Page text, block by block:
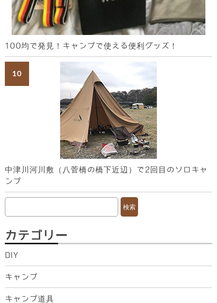
100均で発見！キャンプで使える便利グッズ！
中津川河川敷（八菅橋の橋下近辺）で2回目のソロキャ
ンプ
カテゴリー
DIY
キャンプ
キャンプ道具